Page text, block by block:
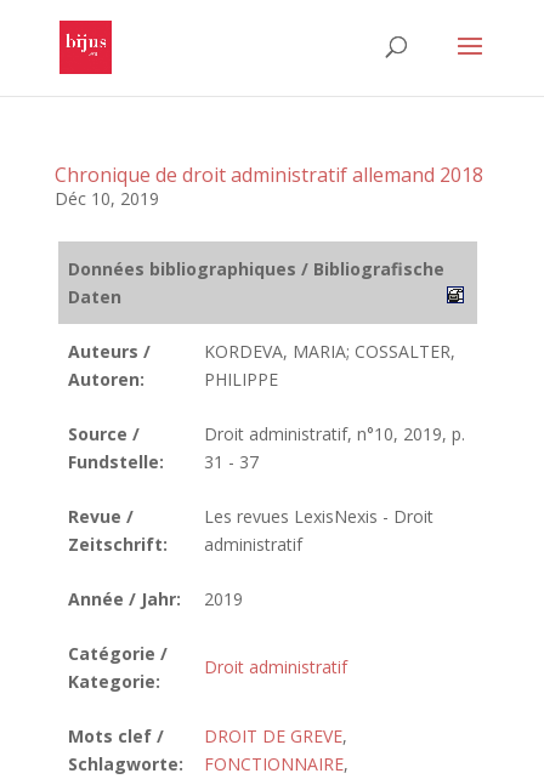
Chronique de droit administratif allemand 2018
Déc 10, 2019
Données bibliographiques / Bibliografische
Daten
Auteurs /
Autoren:
KORDEVA, MARIA; COSSALTER,
PHILIPPE
Source /
Fundstelle:
Droit administratif, n°10, 2019, p.
31 - 37
Revue /
Zeitschrift:
Les revues LexisNexis - Droit
administratif
Année / Jahr: 2019
Catégorie /
Kategorie:
Droit administratif
Mots clef /
Schlagworte:
DROIT DE GREVE,
FONCTIONNAIRE,